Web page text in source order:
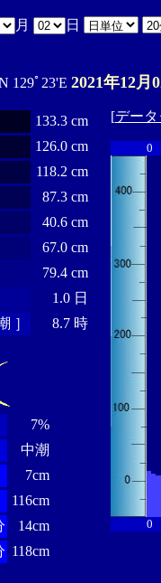
月 日
129ﾟ23'E 2021年12月
133.3 cm
126.0 cm
118.2 cm
87.3 cm
40.6 cm
67.0 cm
79.4 cm
1.0 日
］
8.7 時
7%
中潮
7cm
116cm
14cm
118cm
[デー
0
0